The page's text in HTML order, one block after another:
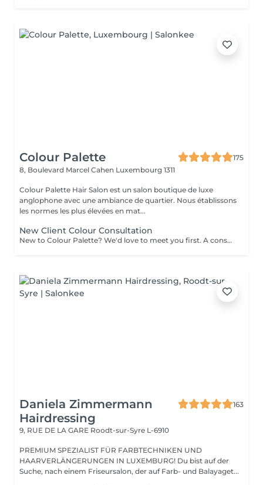
Colour Palette
175
8, Boulevard Marcel Cahen Luxembourg 1311
Colour Palette Hair Salon est un salon boutique de luxe
anglophone avec une ambiance de quartier. Nous établissons
les normes les plus élevées en mat...
New Client Colour Consultation
New to Colour Palette? We'd love to meet you first. A consultation is required before booking any new colour service, including highlights, balayage, blonding, and colour transformations. During your consultation, we'll discuss your hair goals, assess your hair, and create a personalised colour plan together. Solid root retouch appointments are exempt from this requirement. Ideal for: Major colour changes Colour corrections First-time lightening or blonding Extension inquiries Unsure clients
Daniela Zimmermann
Hairdressing
163
9, RUE DE LA GARE Roodt-sur-Syre L-6910
PREMIUM SPEZIALIST FÜR FARBTECHNIKEN UND
HAARVERLÄNGERUNGEN IN LUXEMBURG! Du bist auf der
Suche, nach einem Friseursalon, der auf Farb- und Balayaget...